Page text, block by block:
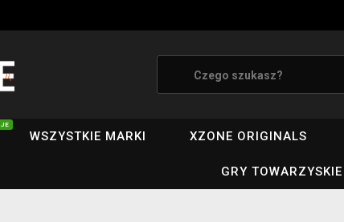
WSZYSTKIE MARKI XZONE ORIGINALS
GRY TOWARZYSKIE